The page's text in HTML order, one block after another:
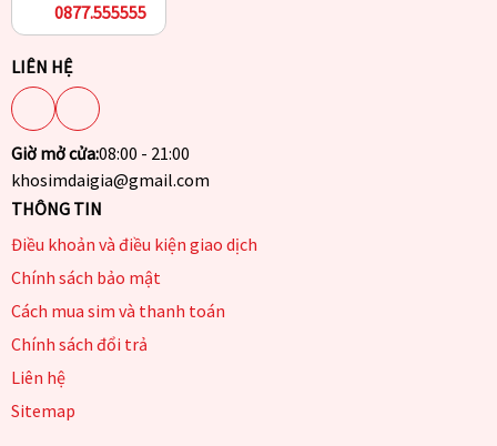
0877.555555
LIÊN HỆ
Giờ mở cửa:08:00 - 21:00
khosimdaigia@gmail.com
THÔNG TIN
Điều khoản và điều kiện giao dịch
Chính sách bảo mật
Cách mua sim và thanh toán
Chính sách đổi trả
Liên hệ
Sitemap